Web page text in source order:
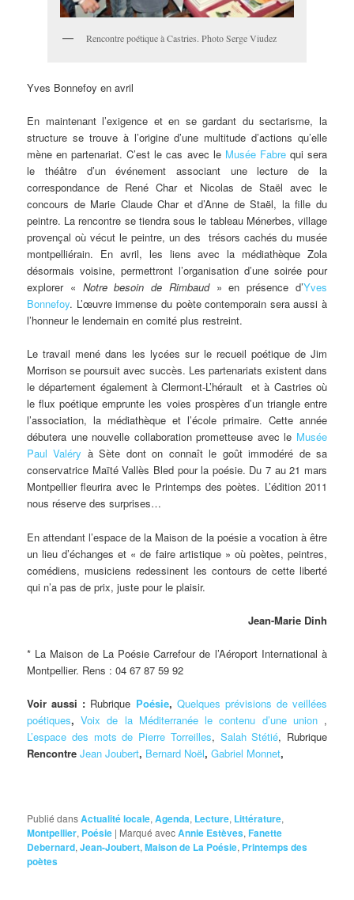
Rencontre poétique à Castries. Photo Serge Viudez
Yves Bonnefoy en avril
En maintenant l’exigence et en se gardant du sectarisme, la
structure se trouve à l’origine d’une multitude d’actions qu’elle
mène en partenariat. C’est le cas avec le Musée Fabrequi sera
le théâtre d’un événement associant une lecture de la
correspondance de René Char et Nicolas de Staël avec le
concours de Marie Claude Char et d’Anne de Staël, la fille du
peintre. La rencontre se tiendra sous le tableau Ménerbes, village
provençal où vécut le peintre, un des trésors cachés du musée
montpelliérain. En avril, les liens avec la médiathèque Zola
désormais voisine, permettront l’organisation d’une soirée pour
explorer « Notre besoin de Rimbaud » en présence d’Yves
Bonnefoy. L’œuvre immense du poète contemporain sera aussi à
l’honneur le lendemain en comité plus restreint.
Le travail mené dans les lycées sur le recueil poétique de Jim
Morrison se poursuit avec succès. Les partenariats existent dans
le département également à Clermont-L’hérault et à Castries où
le flux poétique emprunte les voies prospères d’un triangle entre
l’association, la médiathèque et l’école primaire. Cette année
débutera une nouvelle collaboration prometteuse avec le Musée
Paul Valéry à Sète dont on connaît le goût immodéré de sa
conservatrice Maïté Vallès Bled pour la poésie. Du 7 au 21 mars
Montpellier fleurira avec le Printemps des poètes. L’édition 2011
nous réserve des surprises…
En attendant l’espace de la Maison de la poésie a vocation à être
un lieu d’échanges et « de faire artistique » où poètes, peintres,
comédiens, musiciens redessinent les contours de cette liberté
qui n’a pas de prix, juste pour le plaisir.
Jean-Marie Dinh
* La Maison de La Poésie Carrefour de l’Aéroport International à
Montpellier. Rens : 04 67 87 59 92
Voir aussi : Rubrique Poésie, Quelques prévisions de veillées
poétiques,Voix de la Méditerranée le contenu d’une union ,
L’espace des mots de Pierre Torreilles, Salah Stétié, Rubrique
RencontreJean Joubert, Bernard Noël,Gabriel Monnet,
Publié dansActualité locale,Agenda, Lecture, Littérature,
Montpellier, Poésie | Marqué avecAnnie Estèves,Fanette
Debernard,Jean-Joubert,Maison de La Poésie, Printemps des
poètes